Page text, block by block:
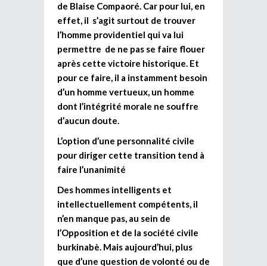
de Blaise Compaoré. Car pour lui, en
effet, il s’agit surtout de trouver
l’homme providentiel qui va lui
permettre de ne pas se faire flouer
après cette victoire historique. Et
pour ce faire, il a instamment besoin
d’un homme vertueux, un homme
dont l’intégrité morale ne souffre
d’aucun doute.
L’option d’une personnalité civile
pour diriger cette transition tend à
faire l’unanimité
Des hommes intelligents et
intellectuellement compétents, il
n’en manque pas, au sein de
l’Opposition et de la société civile
burkinabè. Mais aujourd’hui, plus
que d’une question de volonté ou de